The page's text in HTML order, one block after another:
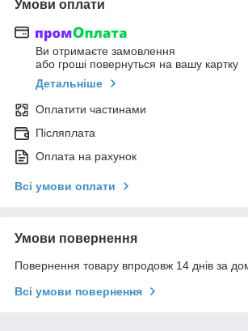
Умови оплати
Ви отримаєте замовлення
або гроші повернуться на вашу картку
Детальніше
Оплатити частинами
Післяплата
Оплата на рахунок
Всі умови оплати
Умови повернення
Повернення товару впродовж 14 днів за
Всі умови повернення